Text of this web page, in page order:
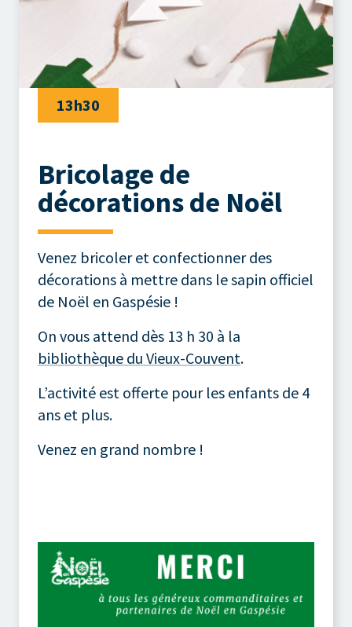
13h30
Bricolage de
décorations de Noël
Venez bricoler et confectionner des
décorations à mettre dans le sapin officiel
de Noël en Gaspésie !
On vous attend dès 13 h 30 à la
bibliothèque du Vieux-Couvent.
L’activité est offerte pour les enfants de 4
ans et plus.
Venez en grand nombre !